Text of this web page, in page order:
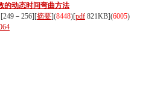
的动态时间弯曲方法
－256][摘要](8448)[pdf 821KB](6005)